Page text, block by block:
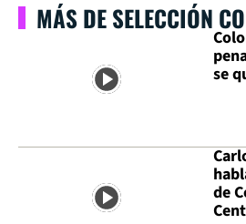
MÁS DE SELECCIÓN
se
de